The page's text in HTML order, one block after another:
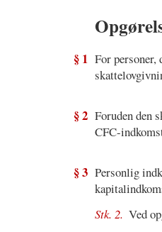
§ 1 For
§ 2 Foruden den
CFC-
§ 3 Personlig
Stk. 2. Ved